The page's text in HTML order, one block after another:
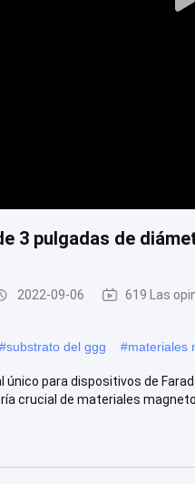
3 pulgadas de
2022-09-06 619 Las
#substrato del ggg #materiales
único para dispositivos de
crucial de materiales